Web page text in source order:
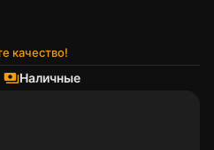
качество!
paymentsНаличные